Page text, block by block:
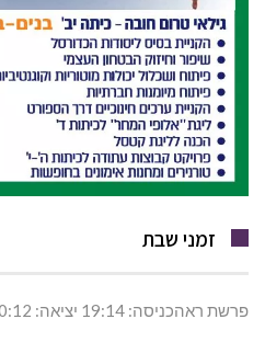
זמני שבת
פרשת ראהכניסה: 19:14 יציאה: 20:12